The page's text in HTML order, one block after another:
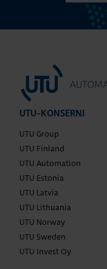
UTU-KONSERNI
UTU Group
UTU Finland
UTU Automation
UTU Estonia
UTU Latvia
UTU Lithuania
UTU Norway
UTU Sweden
UTU Invest Oy